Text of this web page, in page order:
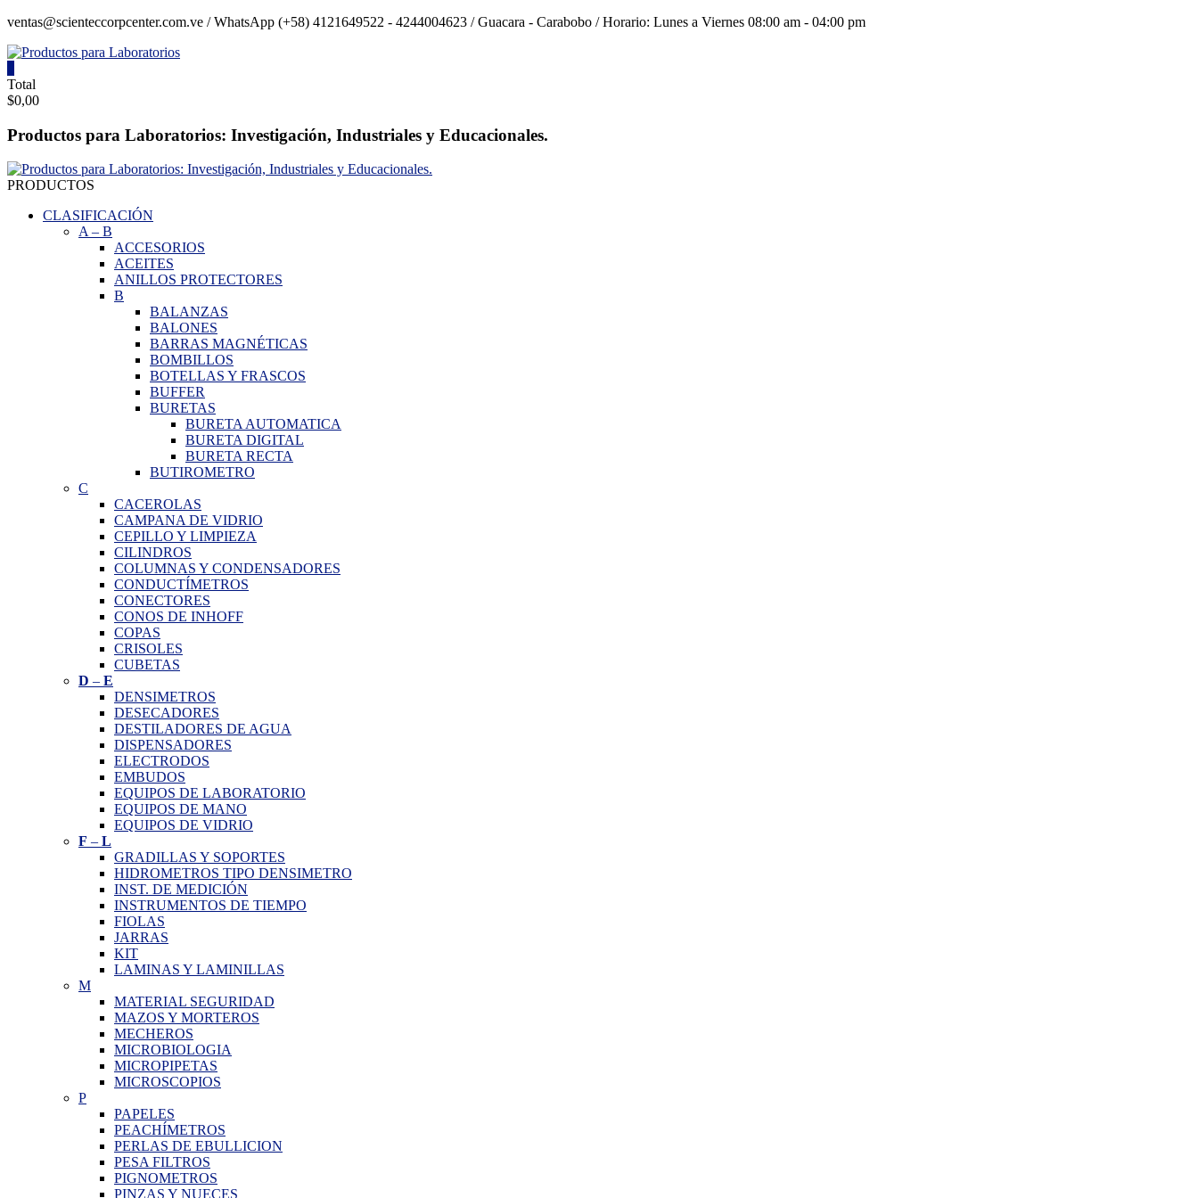
Saltar
ventas@scienteccorpcenter.com.ve / WhatsApp (+58) 4121649522 - 4244004623 / Guacara - Carabobo / Horario: Lunes a Viernes 08:00 am - 04:00 pm
Productos
para
Laboratorios
Investigación,
Industriales
y
Educacionales.
Total
$0,00
Productos para Laboratorios: Investigación, Industriales y Educacionales.
PRODUCTOS
CLASIFICACIÓN
A– B
ACCESORIOS
ACEITES
ANILLOS PROTECTORES
B
BALANZAS
BALONES
BARRAS MAGNÉTICAS
BOMBILLOS
BOTELLAS Y FRASCOS
BUFFER
BURETAS
BURETA AUTOMATICA
BURETA DIGITAL
BURETA RECTA
BUTIROMETRO
C
CACEROLAS
CAMPANA DE VIDRIO
CEPILLO Y LIMPIEZA
CILINDROS
COLUMNAS Y CONDENSADORES
CONDUCTÍMETROS
CONECTORES
CONOS DE INHOFF
COPAS
CRISOLES
CUBETAS
D – E
DENSIMETROS
DESECADORES
DESTILADORES DE AGUA
DISPENSADORES
ELECTRODOS
EMBUDOS
EQUIPOS DE LABORATORIO
EQUIPOS DE MANO
EQUIPOS DE VIDRIO
F – L
GRADILLAS Y SOPORTES
HIDROMETROS TIPO DENSIMETRO
INST. DE MEDICIÓN
INSTRUMENTOS DE TIEMPO
FIOLAS
JARRAS
KIT
LAMINAS Y LAMINILLAS
M
MATERIAL SEGURIDAD
MAZOS Y MORTEROS
MECHEROS
MICROBIOLOGIA
MICROPIPETAS
MICROSCOPIOS
P
PAPELES
PEACHÍMETROS
PERLAS DE EBULLICION
PESA FILTROS
PIGNOMETROS
PINZAS Y NUECES